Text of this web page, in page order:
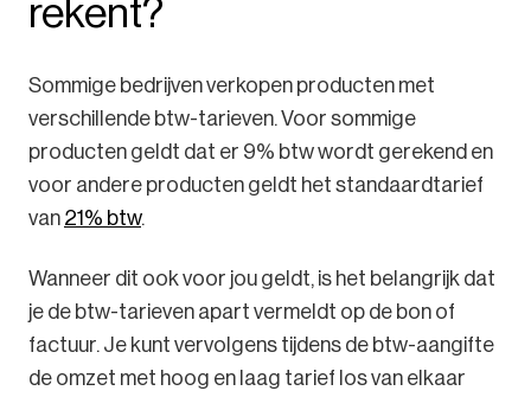
rekent?
Sommige bedrijven verkopen producten met
verschillende btw-tarieven. Voor sommige
producten geldt dat er 9% btw wordt gerekend en
voor andere producten geldt het standaardtarief
van 21% btw.
Wanneer dit ook voor jou geldt, is het belangrijk dat
je de btw-tarieven apart vermeldt op de bon of
factuur. Je kunt vervolgens tijdens de btw-aangifte
de omzet met hoog en laag tarief los van elkaar